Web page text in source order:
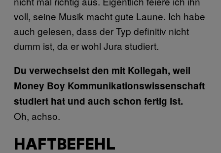
voll, seine Musik macht gute Laune. Ich habe
auch gelesen, dass der Typ definitiv nicht
dumm ist, da er wohl Jura studiert.
Du verwechselst den mit Kollegah, weil
Money Boy Kommunikationswissenschaft
studiert hat und auch schon fertig ist.
Oh, achso.
HAFTBEFEHL